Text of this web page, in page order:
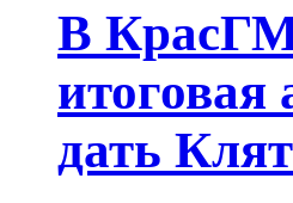
В
итоговая
дать